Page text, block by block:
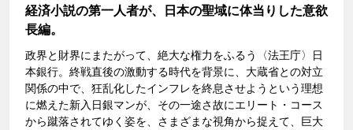
経済小説の第一人者が、日本の聖域に体当りした意欲
長編。
政界と財界にまたがって、絶大な権力をふるう〈法王庁〉日
本銀行。終戦直後の激動する時代を背景に、大蔵省との対立
関係の中で、狂乱化したインフレを終息させようという理想
に燃えた新入日銀マンが、その一途さ故にエリート・コース
から蹴落されてゆく姿を、さまざまな視角から捉えて、巨大